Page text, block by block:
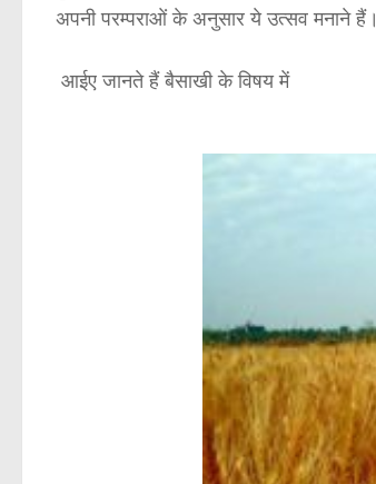
अपनी परम्पराओं के अनुसार ये उत्सव मनाने हैं।
आईए जानते हैं बैसाखी के विषय में